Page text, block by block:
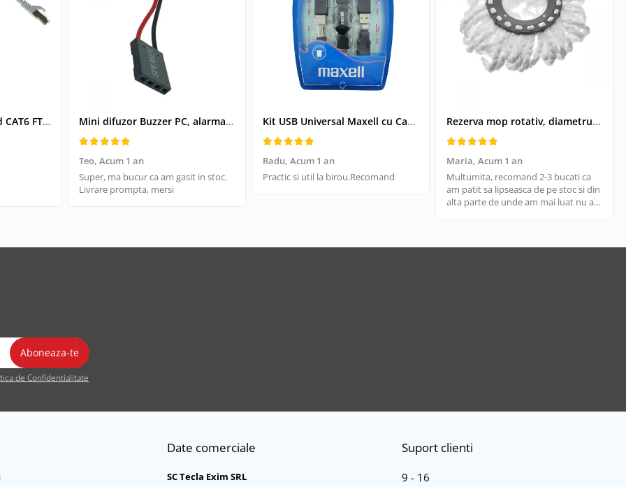
Cablu retea-patchcord CAT6 FTP, Lanberg 43612, 2 X RJ45, lungime 25cm, AWG26, 10Gb/s-250MHz, de legatura retea, ethernet, gri Mini difuzor Buzzer PC, alarma sonora pentru placa de baza PC
Teo, Acum 1 an
Super, ma bucur ca am gasit in stoc.
Livrare prompta, mersi
Kit USB Universal Maxell cu Cablu Retractabil si 4 Adaptoare, Husa Protectoare - Conectivitate pentru Dispozitive Vechi si Noi
Radu, Acum 1 an
Practic si util la birou.Recomand
Rezerva mop rotativ, diametrul parte prindere 16 cm, microfibre cu lungime de 15 cm, alba
Maria, Acum 1 an
Multumita, recomand 2-3 bucati ca
am patit sa lipseasca de pe stoc si din
alta parte de unde am mai luat nu are
de Confidentialitate
Date comerciale
SC Tecla Exim SRL
Suport clienti
9 - 16